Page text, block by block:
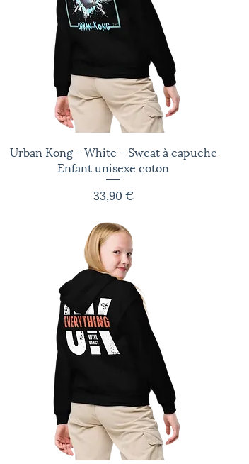
Aperçu rapide
Urban Kong - White - Sweat à capuche
Enfant unisexe coton
Prix
33,90 €